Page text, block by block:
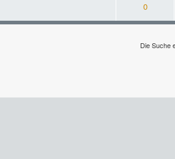
0
Die Suche